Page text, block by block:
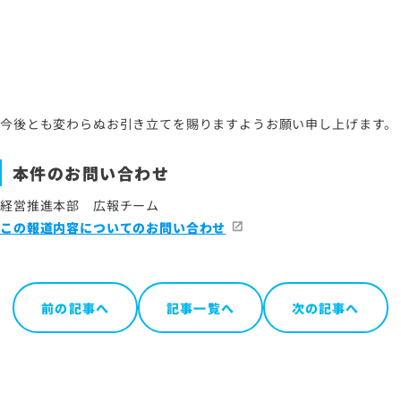
今後とも変わらぬお引き立てを賜りますようお願い申し上げます。
本件のお問い合わせ
経営推進本部 広報チーム
この報道内容についてのお問い合わせ
前の記事へ 記事一覧へ 次の記事へ